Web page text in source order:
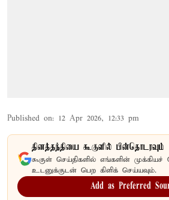
Published on: 12 Apr 2026, 12:33 pm
தினத்தந்தியை கூகுளில் பின்தொடரவும்
கூகுள் செய்திகளில் எங்களின்
உடனுக்குடன் பெற கிளிக் செய்யவும்.
Add as Preferred